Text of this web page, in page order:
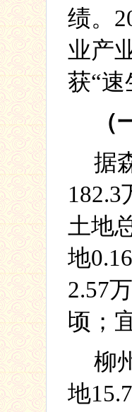
绩。
业产
获“
据
182.3
土地
地0.16
2.57
顷；
柳
地